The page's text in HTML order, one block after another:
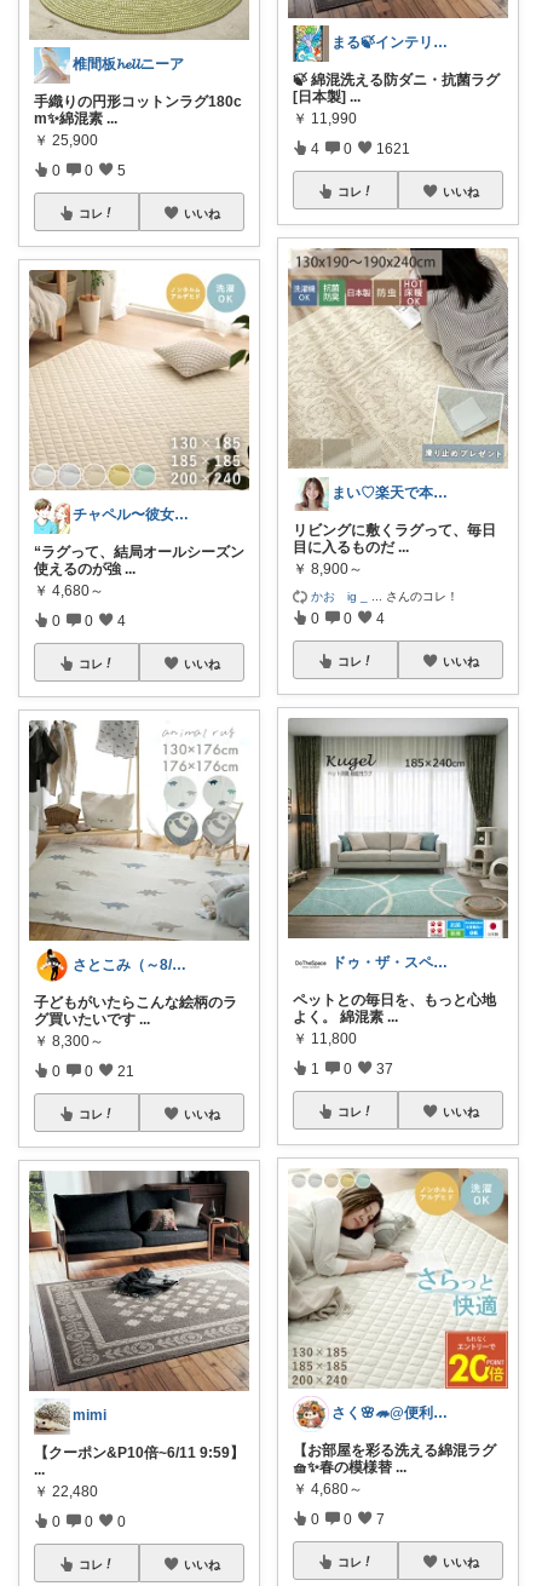
椎間板𝓱𝓮𝓵𝓵ニーア
手織りの円形コットンラグ180c
m✨綿混素 ...
￥ 25,900
0 0 5
コレ いいね
チャペル〜彼女と僕のかわいいモノ探し〜
“ラグって、結局オールシーズン
使えるのが強 ...
￥ 4,680～
0 0 4
コレ いいね
さとこみ（～8/4 感謝🙏）
子どもがいたらこんな絵柄のラ
グ買いたいです ...
￥ 8,300～
0 0 21
コレ いいね
mimi
【クーポン&P10倍~6/11 9:59】
...
￥ 22,480
0 0 0
コレ いいね
まる🍃インテリア×くらし
🍃 綿混洗える防ダニ・抗菌ラグ
[日本製] ...
￥ 11,990
4 0 1621
コレ いいね
まい♡楽天で本当に良かった物だけ
リビングに敷くラグって、毎日
目に入るものだ ...
￥ 8,900～
かお ig _ さんのコレ！
0 0 4
コレ いいね
ドゥ・ザ・スペース DoTheSpace
ペットとの毎日を、もっと心地
よく。 綿混素 ...
￥ 11,800
1 0 37
コレ いいね
さく🌸🦔@便利でかわいいを探す旅
【お部屋を彩る洗える綿混ラグ
🧺✨春の模様替 ...
￥ 4,680～
0 0 7
コレ いいね